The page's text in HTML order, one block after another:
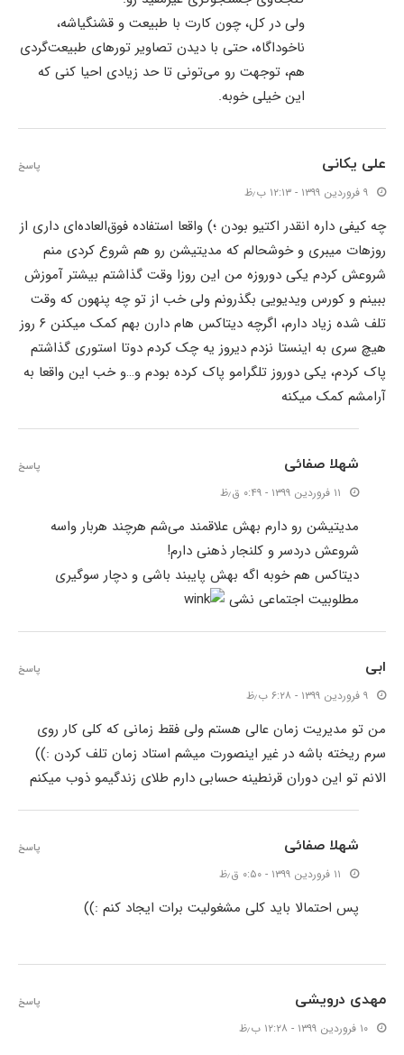
ولی در کل، چون کارت با طبیعت و قشنگیاشه،
ناخوداگاه، حتی با دیدن تصاویر تورهای طبیعت‌گردی
هم، توجهت رو می‌تونی تا حد زیادی احیا کنی که
این خیلی خوبه.
علی یکانی
۹ فروردین ۱۳۹۹ - ۱۲:۱۳ ب٫ظ
چه کیفی داره انقدر اکتیو بودن ؛) واقعا استفاده فوق‌العاده‌ای داری از
روزهات میبری و خوشحالم که مدیتیشن رو هم شروع کردی منم
شروعش کردم یکی دوروزه من این روزا وقت گذاشتم بیشتر آموزش
ببینم و کورس ویدیویی بگذرونم ولی خب از تو چه پنهون که وقت
تلف شده زیاد دارم، اگرچه دیتاکس هام دارن بهم کمک میکنن ۶ روز
هیچ سری به اینستا نزدم دیروز یه چک کردم دوتا استوری گذاشتم
پاک کردم، یکی دوروز تلگرامو پاک کرده بودم و…و خب این واقعا به
آرامشم کمک میکنه
پاسخ
شهلا صفائی
۱۱ فروردین ۱۳۹۹ - ۰:۴۹ ق٫ظ
مدیتیشن رو دارم بهش علاقمند می‌شم هرچند هربار واسه
شروعش دردسر و کلنجار ذهنی دارم!
دیتاکس هم خوبه اگه بهش پایبند باشی و دچار سوگیری
مطلوبیت اجتماعی نشی
پاسخ
ابی
۹ فروردین ۱۳۹۹ - ۶:۲۸ ب٫ظ
من تو مدیریت زمان عالی هستم ولی فقط زمانی که کلی کار روی
سرم ریخته باشه در غیر اینصورت میشم استاد زمان تلف کردن :))
الانم تو این دوران قرنطینه حسابی دارم طلای زندگیمو ذوب میکنم
پاسخ
شهلا صفائی
۱۱ فروردین ۱۳۹۹ - ۰:۵۰ ق٫ظ
پس احتمالا باید کلی مشغولیت برات ایجاد کنم :))
پاسخ
مهدی درویشی
۱۰ فروردین ۱۳۹۹ - ۱۲:۲۸ ب٫ظ
پاسخ